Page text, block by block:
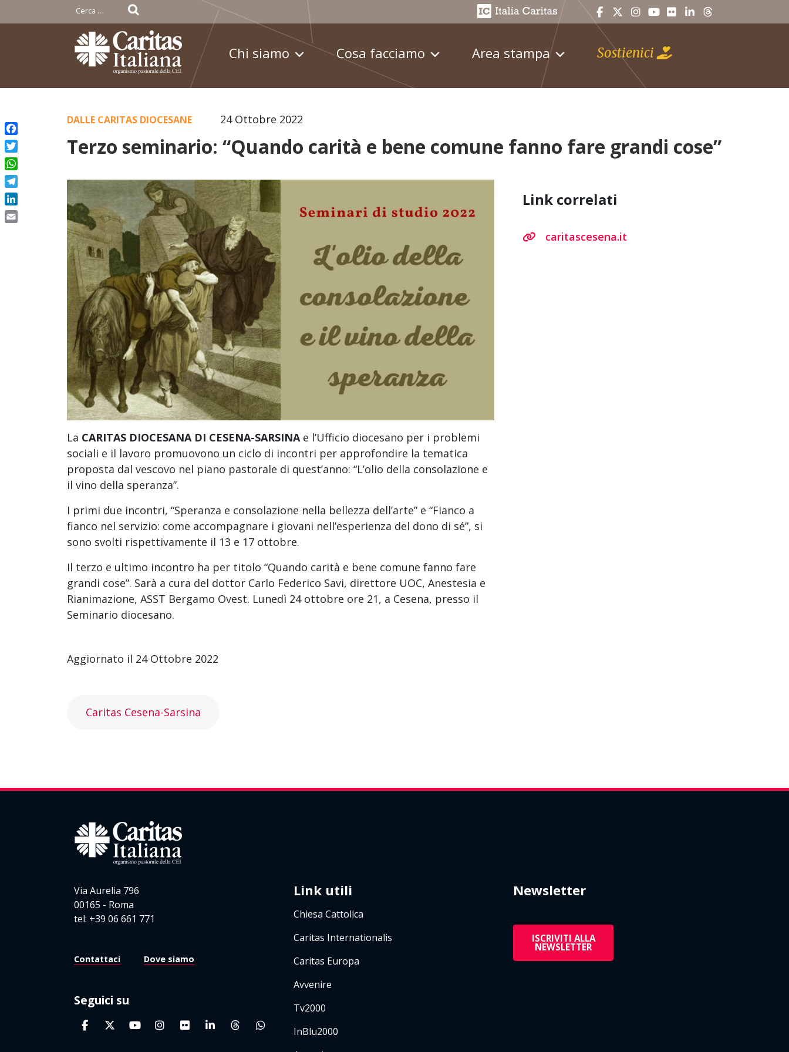
Skip
to
content
Ricerca
per:
Chi siamo Cosa facciamo Area stampa Sostienici
24 Ottobre 2022
DALLE CARITAS DIOCESANE
Terzo seminario: “Quando carità e bene comune fanno fare grandi cose”
La CARITAS DIOCESANA DI CESENA-SARSINA e l’Ufficio diocesano per i problemi
sociali e il lavoro promuovono un ciclo di incontri per approfondire la tematica
proposta dal vescovo nel piano pastorale di quest’anno: “L’olio della consolazione e
il vino della speranza”.
I primi due incontri, “Speranza e consolazione nella bellezza dell’arte” e “Fianco a
fianco nel servizio: come accompagnare i giovani nell’esperienza del dono di sé”, si
sono svolti rispettivamente il 13 e 17 ottobre.
Il terzo e ultimo incontro ha per titolo “Quando carità e bene comune fanno fare
grandi cose”. Sarà a cura del dottor Carlo Federico Savi, direttore UOC, Anestesia e
Rianimazione, ASST Bergamo Ovest. Lunedì 24 ottobre ore 21, a Cesena, presso il
Seminario diocesano.
Aggiornato il 24 Ottobre 2022
Caritas Cesena-Sarsina
Link correlati
caritascesena.it
Via Aurelia 796
00165 - Roma
tel: +39 06 661 771
Contattaci Dove siamo
Seguici su
Link utili
Chiesa Cattolica
Caritas Internationalis
Caritas Europa
Avvenire
Tv2000
InBlu2000
Newsletter
ISCRIVITI ALLA
NEWSLETTER
Facebook
Twitter
WhatsApp
Telegram
LinkedIn